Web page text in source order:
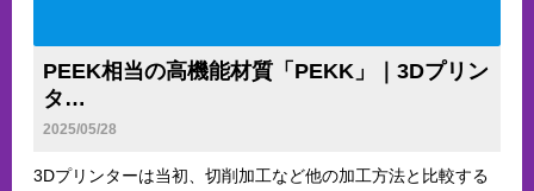
PEEK相当の高機能材質「PEKK」｜3Dプリン
タ…
2025/05/28
3Dプリンターは当初、切削加工など他の加工方法と比較する